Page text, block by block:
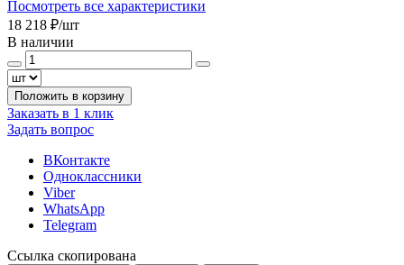
Посмотреть все характеристики
18 218 ₽/шт
В наличии
Положить в корзину
Заказать в 1 клик
Задать вопрос
ВКонтакте
Одноклассники
Viber
WhatsApp
Telegram
Ссылка скопирована